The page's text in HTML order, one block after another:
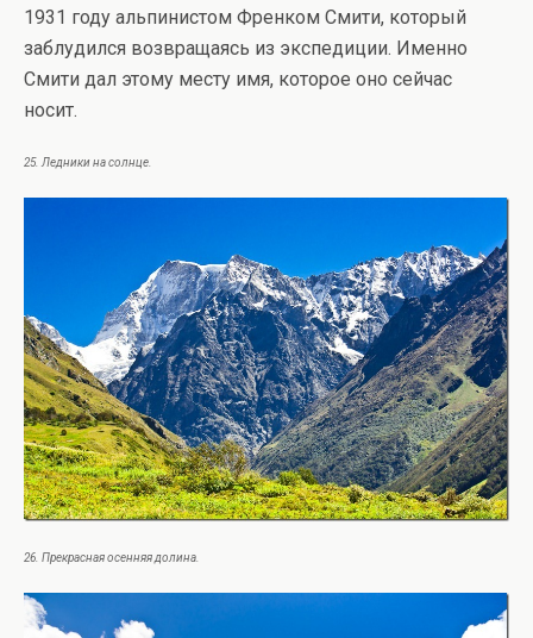
1931 году альпинистом Френком Смити, который
заблудился возвращаясь из экспедиции. Именно
Смити дал этому месту имя, которое оно сейчас
носит.
25. Ледники на солнце.
26. Прекрасная осенняя долина.